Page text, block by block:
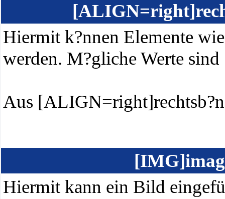
Hiermit k?nnen Elemente
werden. M?gliche Werte
Aus
Hiermit kann ein Bild